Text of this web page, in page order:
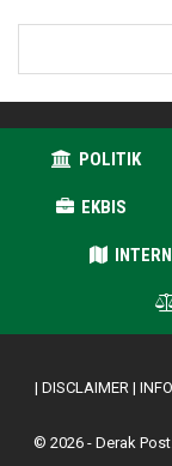
POLITIK
EKBIS
| DISCLAIMER |
© 2026 - Derak